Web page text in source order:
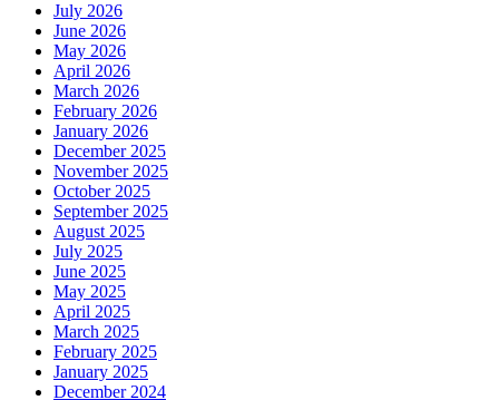
July 2026
June 2026
May 2026
April 2026
March 2026
February 2026
January 2026
December 2025
November 2025
October 2025
September 2025
August 2025
July 2025
June 2025
May 2025
April 2025
March 2025
February 2025
January 2025
December 2024